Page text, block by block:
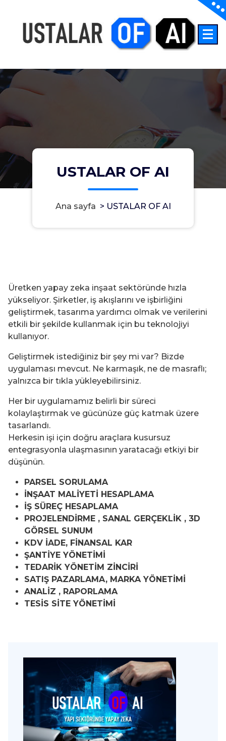
USTALAR OF AI
Ana sayfa > USTALAR OF AI
Üretken yapay zeka inşaat sektöründe hızla
yükseliyor. Şirketler, iş akışlarını ve işbirliğini
geliştirmek, tasarıma yardımcı olmak ve verilerini
etkili bir şekilde kullanmak için bu teknolojiyi
kullanıyor.
Geliştirmek istediğiniz bir şey mi var? Bizde
uygulaması mevcut. Ne karmaşık, ne de masraflı;
yalnızca bir tıkla yükleyebilirsiniz.
Her bir uygulamamız belirli bir süreci
kolaylaştırmak ve gücünüze güç katmak üzere
tasarlandı.
Herkesin işi için doğru araçlara kusursuz
entegrasyonla ulaşmasının yaratacağı etkiyi bir
düşünün.
PARSEL SORULAMA
İNŞAAT MALİYETİ HESAPLAMA
İŞ SÜREÇ HESAPLAMA
PROJELENDİRME , SANAL GERÇEKLİK , 3D
GÖRSEL SUNUM
KDV İADE, FİNANSAL KAR
ŞANTİYE YÖNETİMİ
TEDARİK YÖNETİM ZİNCİRİ
SATIŞ PAZARLAMA, MARKA YÖNETİMİ
ANALİZ , RAPORLAMA
TESİS SİTE YÖNETİMİ